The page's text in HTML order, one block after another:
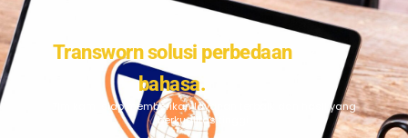
Transworn solusi perbedaan
bahasa.
Tim kami siap memberikan layanan terbaik dan hasil yang
berkualitas tinggi.